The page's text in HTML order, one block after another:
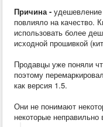
Причина - удешевление
повлияло на качество.
использовать более
исходной прошивкой
Продавцы уже поняли
поэтому
как версия 1.5.
Они не понимают
некоторые неправильно